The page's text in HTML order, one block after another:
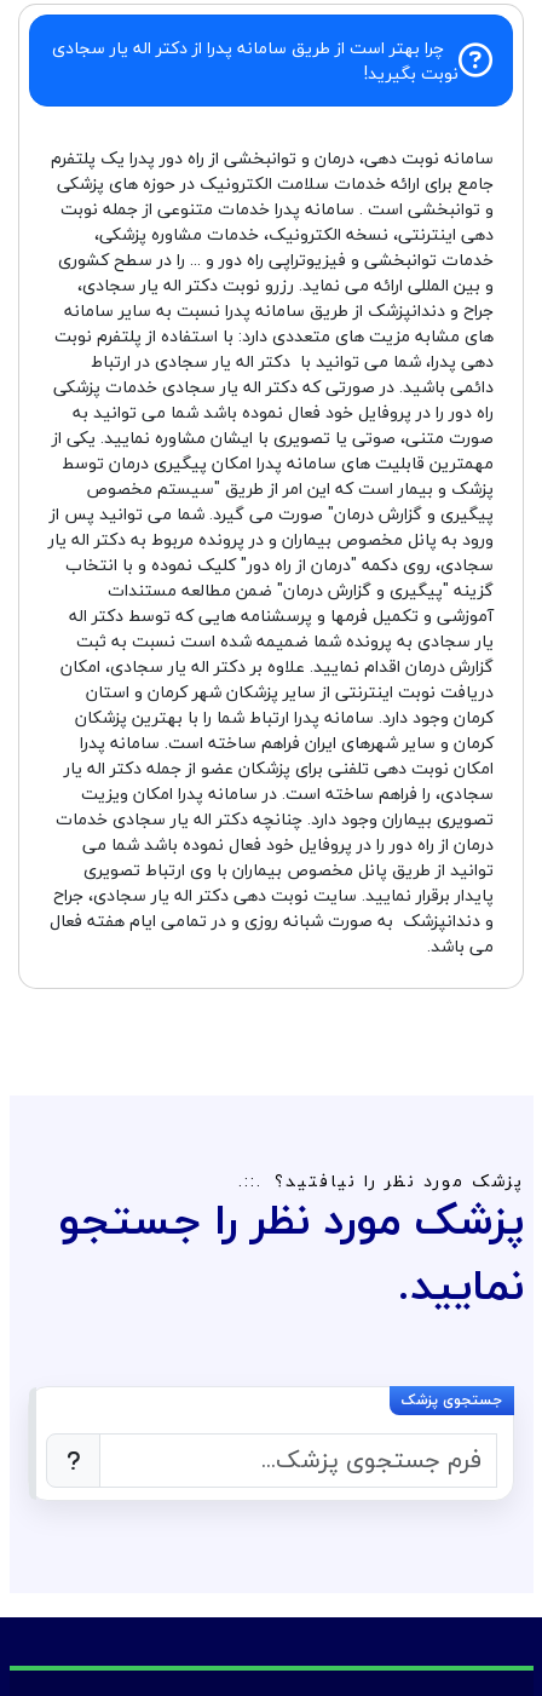
چرا بهتر است از طریق سامانه پدرا از دکتر اله یار سجادی
نوبت بگیرید!
سامانه نوبت دهی، درمان و توانبخشی از راه دور پدرا یک پلتفرم
جامع برای ارائه خدمات سلامت الکترونیک در حوزه های پزشکی
و توانبخشی است . سامانه پدرا خدمات متنوعی از جمله نوبت
دهی اینترنتی، نسخه الکترونیک، خدمات مشاوره پزشکی،
خدمات توانبخشی و فیزیوتراپی راه دور و ... را در سطح کشوری
و بین المللی ارائه می نماید. رزرو نوبت دکتر اله یار سجادی،
جراح و دندانپزشک از طریق سامانه پدرا نسبت به سایر سامانه
های مشابه مزیت های متعددی دارد: با استفاده از پلتفرم نوبت
دهی پدرا، شما می توانید با دکتر اله یار سجادی در ارتباط
دائمی باشید. در صورتی که دکتر اله یار سجادی خدمات پزشکی
راه دور را در پروفایل خود فعال نموده باشد شما می توانید به
صورت متنی، صوتی یا تصویری با ایشان مشاوره نمایید. یکی از
مهمترین قابلیت های سامانه پدرا امکان پیگیری درمان توسط
پزشک و بیمار است که این امر از طریق "سیستم مخصوص
پیگیری و گزارش درمان" صورت می گیرد. شما می توانید پس از
ورود به پانل مخصوص بیماران و در پرونده مربوط به دکتر اله یار
سجادی، روی دکمه "درمان از راه دور" کلیک نموده و با انتخاب
گزینه "پیگیری و گزارش درمان" ضمن مطالعه مستندات
آموزشی و تکمیل فرمها و پرسشنامه هایی که توسط دکتر اله
یار سجادی به پرونده شما ضمیمه شده است نسبت به ثبت
گزارش درمان اقدام نمایید. علاوه بر دکتر اله یار سجادی، امکان
دریافت نوبت اینترنتی از سایر پزشکان شهر کرمان و استان
کرمان وجود دارد. سامانه پدرا ارتباط شما را با بهترین پزشکان
کرمان و سایر شهرهای ایران فراهم ساخته است. سامانه پدرا
امکان نوبت دهی تلفنی برای پزشکان عضو از جمله دکتر اله یار
سجادی، را فراهم ساخته است. در سامانه پدرا امکان ویزیت
تصویری بیماران وجود دارد. چنانچه دکتر اله یار سجادی خدمات
درمان از راه دور را در پروفایل خود فعال نموده باشد شما می
توانید از طریق پانل مخصوص بیماران با وی ارتباط تصویری
پایدار برقرار نمایید. سایت نوبت دهی دکتر اله یار سجادی، جراح
و دندانپزشک به صورت شبانه روزی و در تمامی ایام هفته فعال
می باشد.
پزشک مورد نظر را نیافتید؟
پزشک مورد نظر را جستجو
نمایید.